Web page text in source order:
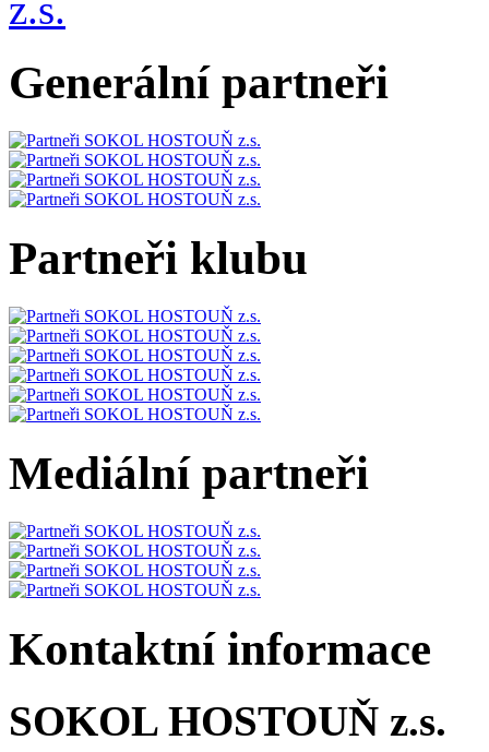
Generální partneři
Partneři klubu
Mediální partneři
Kontaktní informace
SOKOL HOSTOUŇ z.s.